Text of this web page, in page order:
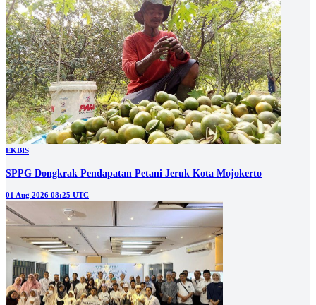
EKBIS
SPPG Dongkrak Pendapatan Petani Jeruk Kota Mojokerto
01 Aug 2026 08:25 UTC